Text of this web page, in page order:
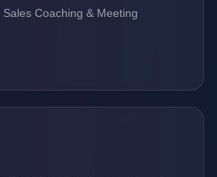
Coaching & Meeting